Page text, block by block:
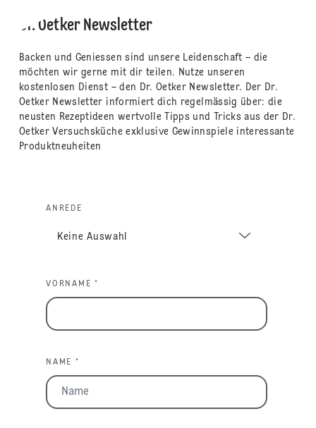
Dr. Oetker Newsletter
Backen und Geniessen sind unsere Leidenschaft – die
möchten wir gerne mit dir teilen. Nutze unseren
kostenlosen Dienst – den Dr. Oetker Newsletter. Der Dr.
Oetker Newsletter informiert dich regelmässig über: die
neusten Rezeptideen wertvolle Tipps und Tricks aus der Dr.
Oetker Versuchsküche exklusive Gewinnspiele interessante
Produktneuheiten
ANREDE
VORNAME *
NAME *